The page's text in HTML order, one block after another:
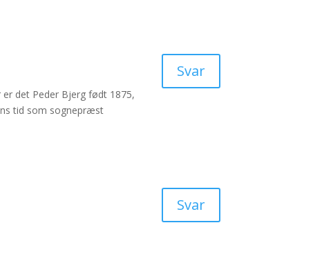
det Peder Bjerg født 1875,
tid som sognepræst
Svar
Svar